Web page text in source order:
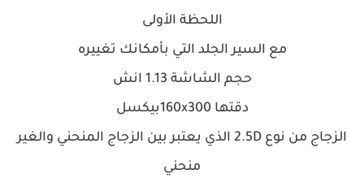
اللحظة الأولى
مع السير الجلد التي بأمكانك تغييره
حجم الشاشة 1.13 انش
دقتها 160x300بيكسل
الزجاج من نوع 2.5D الذي يعتبر بين الزجاج المنحني والغير
منحني